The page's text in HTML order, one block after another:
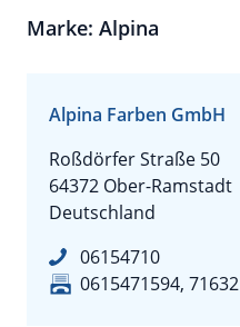
Marke: Alpina
Alpina Farben GmbH
Roßdörfer Straße 50
64372 Ober-Ramstadt
Deutschland
06154710
0615471594, 71632